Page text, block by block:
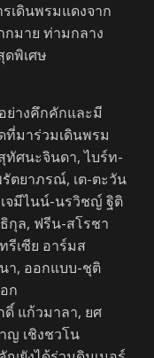
เดินพรมแดงจาก
กมาย ท่ามกลาง
ค่ำคืนสุดพิเศษ
ย่างคึกคักและมี
มาร่วมเดินพรม
ทัศนะจินดา, ไบร์ท-
ตยาภรณ์, เต-ตะวัน
จมีไนน์-นรวิชญ์ ฐิติ
กุล, ฟรีน-สโรชา
เซีย อาร์มส
า, ออกแบบ-ชุติ
ก
ดิ์ แก้วมาลา, ยศ
ญ เชิงชวโน